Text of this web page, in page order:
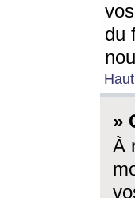
du
Haut
»
À